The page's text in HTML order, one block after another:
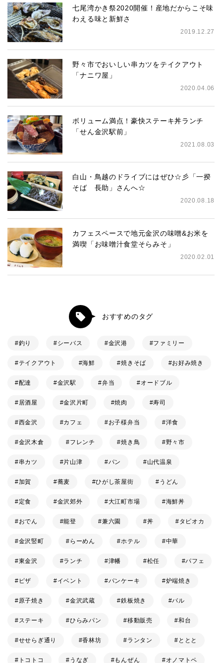
七尾湾かき祭2020開催！産地だからこそ味
わえる味と新鮮さ
2019.12.27
野々市でおいしい串カツをテイクアウト
「ナニワ屋」
2020.04.06
ボリューム満点！豪快ステーキ丼ランチ
「せん金沢駅前」
2021.08.03
白山・鳥越のドライブにはぜひ☆彡「一揆
そば 長助」さんへ☆
2020.08.18
カフェスペースで地元金沢の味噌&お米を
満喫「お味噌汁食堂そらみそ」
2020.02.01
おすすめのタグ
釣り シーバス 金沢港 ファミリー
テイクアウト 海鮮 焼きそば お好み焼き
配達 金沢駅 弁当 オードブル
居酒屋 金沢片町 焼肉 寿司
西金沢 カフェ お子様弁当 洋食
金沢木倉 フレンチ 焼き鳥 野々市
串カツ 片山津 パン 山代温泉
加賀 蕎麦 ひがし茶屋街 うどん
定食 金沢郊外 大江町市場 海鮮丼
おでん 能登 兼六園 丼 タピオカ
金沢竪町 らーめん ホテル 中華
東金沢 ランチ 津幡 松任 パフェ
ピザ イベント パンケーキ 炉端焼き
原子焼き 金沢武蔵 鉄板焼き バル
ステーキ ひらみパン 移動販売 和台
せせらぎ通り 香林坊 ランタン ととと
トコトコ うなぎ もんぜん オノマトペ